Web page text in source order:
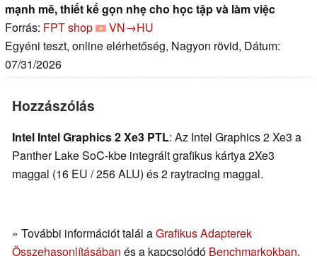
mạnh mẽ, thiết kế gọn nhẹ cho học tập và làm việc
Forrás: FPT shop
VN→HU
Egyéni teszt, online elérhetőség, Nagyon rövid, Dátum:
07/31/2026
Hozzászólás
Intel Intel Graphics 2 Xe3 PTL: Az Intel Graphics 2 Xe3 a
Panther Lake SoC-kbe integrált grafikus kártya 2Xe3
maggal (16 EU / 256 ALU) és 2 raytracing maggal.
» További információt talál aGrafikus Adapterek
Összehasonlításában és a kapcsolódó Benchmarkokban.